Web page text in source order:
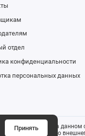
Принять
отдел
конфиденциальности
персональных данных
размещенная на данном
от реального